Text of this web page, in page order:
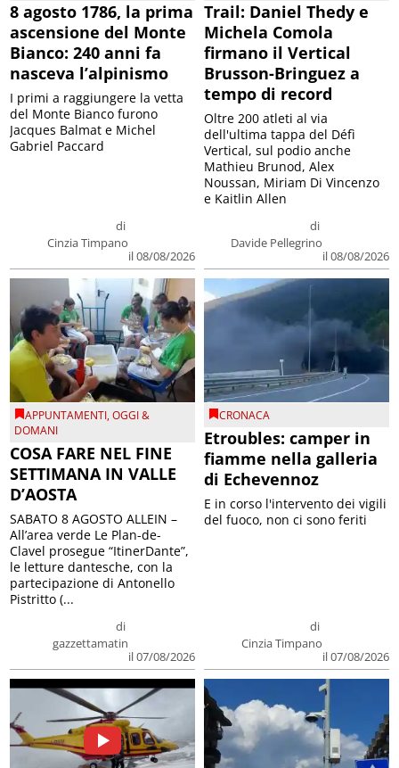
8 agosto 1786, la prima
ascensione del Monte
Bianco: 240 anni fa
nasceva l’alpinismo
di
Cinzia Timpano
il 08/08/2026
I primi a raggiungere la vetta
del Monte Bianco furono
Jacques Balmat e Michel
Gabriel Paccard
Trail: Daniel Thedy e
Michela Comola
firmano il Vertical
Brusson-Bringuez a
tempo di record
di
Davide Pellegrino
il 08/08/2026
Oltre 200 atleti al via
dell'ultima tappa del Défì
Vertical, sul podio anche
Mathieu Brunod, Alex
Noussan, Miriam Di Vincenzo
e Kaitlin Allen
APPUNTAMENTI,OGGI &
DOMANI
COSA FARE NEL FINE
SETTIMANA IN VALLE
D’AOSTA
di
gazzettamatin
il 07/08/2026
SABATO 8 AGOSTO ALLEIN –
All’area verde Le Plan-de-
Clavel prosegue “ItinerDante”,
le letture dantesche, con la
partecipazione di Antonello
Pistritto (...
CRONACA
Etroubles: camper in
fiamme nella galleria
di Echevennoz
di
Cinzia Timpano
il 07/08/2026
E in corso l'intervento dei vigili
del fuoco, non ci sono feriti